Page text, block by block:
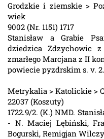
Grodzkie i ziemskie >
wiek
9002 (Nr. 1151) 1717
Stanisław a Grabie
dziedzica Zdzychowic
zmarłego Marcjana z II
powiecie pyzdrskim s. v.
Metrykalia > Katolickie >
22037 (Koszuty)
1722.9/2. (K.) NMD.
- N. Maciej Lębiński,
Bogurski, Remigjan